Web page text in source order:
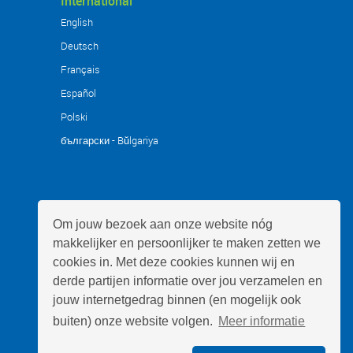
Om jouw bezoek aan onze website nóg
makkelijker en persoonlijker te maken zetten we
cookies in. Met deze cookies kunnen wij en
derde partijen informatie over jou verzamelen en
jouw internetgedrag binnen (en mogelijk ook
buiten) onze website volgen. Meer informatie
dat er een ‘schone’ lozing op het
en voorkomt dat de
te worden in het rioolleidingwerk
rendement onder de 5 mg/ltr is.)
English
Deutsch
Français
Español
Polski
български - Bŭlgariya